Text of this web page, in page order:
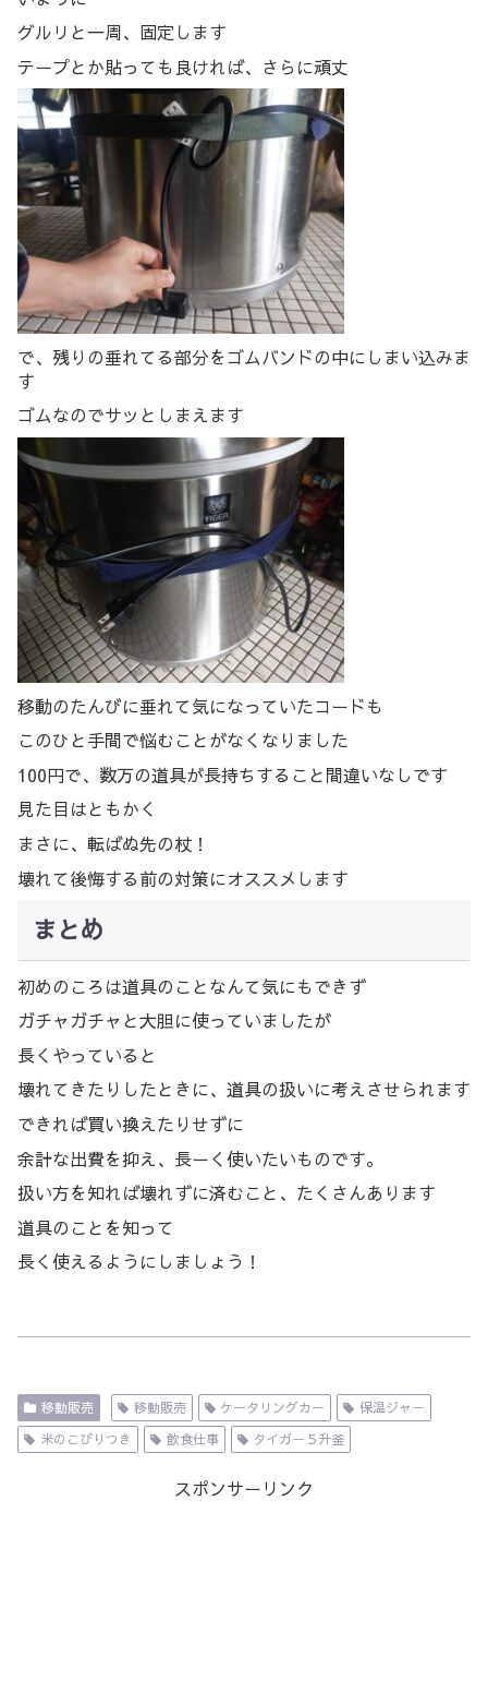
グルリと一周、固定します
テープとか貼っても良ければ、さらに頑丈
で、残りの垂れてる部分をゴムバンドの中にしまい込みま
す
ゴムなのでサッとしまえます
移動のたんびに垂れて気になっていたコードも
このひと手間で悩むことがなくなりました
100円で、数万の道具が長持ちすること間違いなしです
見た目はともかく
まさに、転ばぬ先の杖！
壊れて後悔する前の対策にオススメします
まとめ
初めのころは道具のことなんて気にもできず
ガチャガチャと大胆に使っていましたが
長くやっていると
壊れてきたりしたときに、道具の扱いに考えさせられます
できれば買い換えたりせずに
余計な出費を抑え、長ーく使いたいものです。
扱い方を知れば壊れずに済むこと、たくさんあります
道具のことを知って
長く使えるようにしましょう！
移動販売 移動販売 ケータリングカー
保温ジャー
米のこびりつき
飲食仕事 タイガー５升釜
スポンサーリンク